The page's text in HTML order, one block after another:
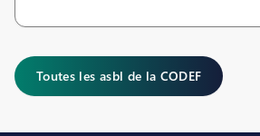
Toutes les asbl de la CODEF